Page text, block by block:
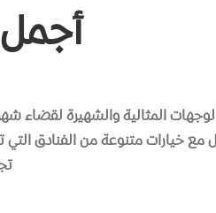
المثالية والشهيرة لقضاء
خيارات متنوعة من الفنادق التي